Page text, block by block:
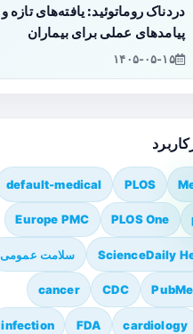
دردناک روماتوئید: یافته‌های تازه و
پیامدهای عملی برای بیماران
۱۴۰۵-۰۵-۱۵
PLOS
default-medical
PLOS One
Europe PMC
ScienceDaily سلامت عمومی
CDC
cancer
cardiology
FDA
infection